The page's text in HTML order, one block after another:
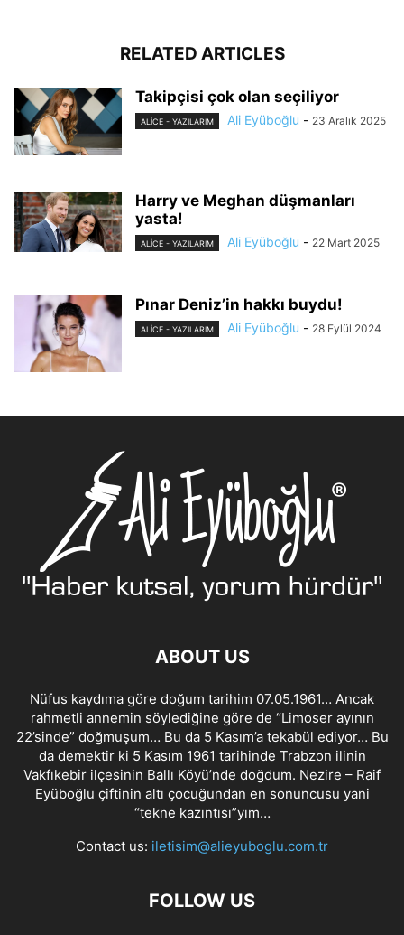
RELATED ARTICLES
Takipçisi çok olan seçiliyor
ALİCE - YAZILARIM Ali Eyüboğlu - 23 Aralık 2025
Harry ve Meghan düşmanları
yasta!
ALİCE - YAZILARIM Ali Eyüboğlu - 22 Mart 2025
Pınar Deniz’in hakkı buydu!
ALİCE - YAZILARIM Ali Eyüboğlu - 28 Eylül 2024
ABOUT US
Nüfus kaydıma göre doğum tarihim 07.05.1961… Ancak
rahmetli annemin söylediğine göre de “Limoser ayının
22’sinde” doğmuşum… Bu da 5 Kasım’a tekabül ediyor… Bu
da demektir ki 5 Kasım 1961 tarihinde Trabzon ilinin
Vakfıkebir ilçesinin Ballı Köyü’nde doğdum. Nezire – Raif
Eyüboğlu çiftinin altı çocuğundan en sonuncusu yani
“tekne kazıntısı”yım…
Contact us: iletisim@alieyuboglu.com.tr
FOLLOW US